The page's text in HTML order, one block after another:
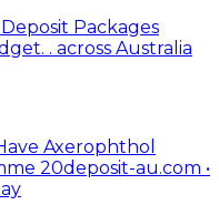
Packages
. across Australia
Axerophthol
20deposit-au.com •